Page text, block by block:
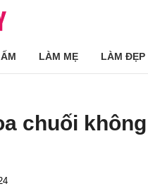
LÀM MẸ LÀM ĐẸP
chuối